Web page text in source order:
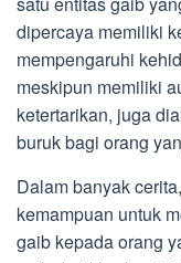
dipercaya memiliki
mempengaruhi
meskipun memiliki
ketertarikan, juga
buruk bagi orang
Dalam banyak
kemampuan untuk
gaib kepada orang